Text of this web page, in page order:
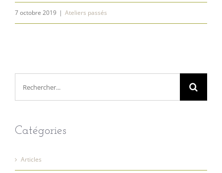
7 octobre 2019 | Ateliers passés
Catégories
Articles